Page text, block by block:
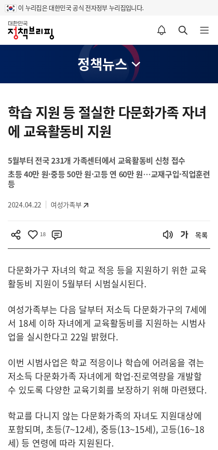
이 누리집은 대한민국 공식 전자정부 누리집입니다.
홈
알림설정 바로가기 검색 바로가기 메뉴 열기
정책뉴스
텐
츠
영
학습 지원 등 절실한 다문화가족 자녀
에 교육활동비 지원
5월부터 전국 231개 가족센터에서 교육활동비 신청 접수
초등 40만 원·중등 50만 원·고등 연 60만 원…교재구입·직업훈련
등
2024.04.22 여성가족부
18 목록
다문화가구 자녀의 학교 적응 등을 지원하기 위한 교육
활동비 지원이 5월부터 시범실시된다.
여성가족부는 다음 달부터 저소득 다문화가구의 7세에
서 18세 이하 자녀에게 교육활동비를 지원하는 시범사
업을 실시한다고 22일 밝혔다.
이번 시범사업은 학교 적응이나 학습에 어려움을 겪는
저소득 다문화가족 자녀에게 학업·진로역량을 개발할
수 있도록 다양한 교육기회를 보장하기 위해 마련됐다.
학교를 다니지 않는 다문화가족의 자녀도 지원대상에
포함되며, 초등(7~12세), 중등(13~15세), 고등(16~18
세) 등 연령에 따라 지원된다.